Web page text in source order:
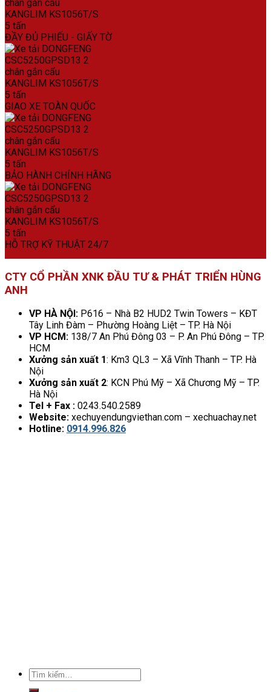
ĐẦY ĐỦ PHIẾU - GIẤY TỜ
GIAO XE TOÀN QUỐC
BẢO HÀNH CHÍNH HÃNG
HỖ TRỢ KỸ THUẬT 24/7
CTY CỔ PHẦN XNK ĐẦU TƯ & PHÁT TRIỂN HÙNG
ANH
VP HÀ NỘI: P616 – Nhà B2 HUD2 Twin Towers – KĐT
Tây Linh Đàm – Phường Hoàng Liệt – TP. Hà Nội
VP HCM: 138/7 An Phú Đông 03 – P. An Phú Đông – TP.
HCM
Xưởng sản xuất 1: Km3 QL3 – Xã Vĩnh Thanh – TP. Hà
Nội
Xưởng sản xuất 2: KCN Phú Mỹ – Xã Chương Mỹ – TP.
Hà Nội
Tel + Fax : 0243.540.2589
Website: xechuyendungviethan.com – xechuachay.net
Hotline: 0914.996.826
Tìm